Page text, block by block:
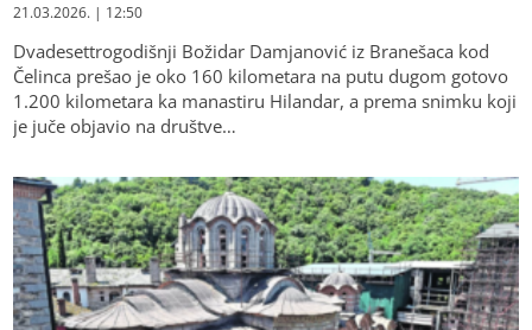
21.03.2026. | 12:50
Dvadesettrogodišnji Božidar Damjanović iz Branešaca kod
Čelinca prešao je oko 160 kilometara na putu dugom gotovo
1.200 kilometara ka manastiru Hilandar, a prema snimku koji
je juče objavio na društve…